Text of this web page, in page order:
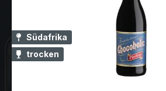
Südafrika
trocken